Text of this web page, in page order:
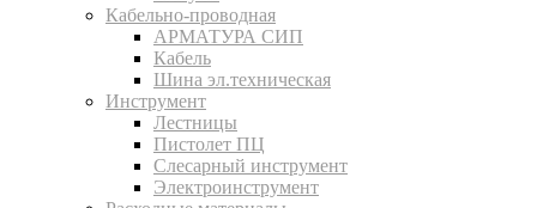
Кабельно-проводная
АРМАТУРА СИП
Кабель
Шина эл.техническая
Инструмент
Лестницы
Пистолет ПЦ
Слесарный инструмент
Электроинструмент